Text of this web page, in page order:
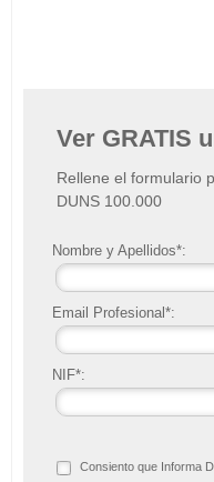
Ver GRATIS
Rellene el formulario
DUNS 100.000
Nombre y Apellidos*:
Email Profesional*:
NIF*:
Consiento que Informa